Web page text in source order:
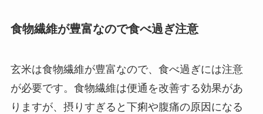
食物繊維が豊富なので食べ過ぎ注意
玄米は食物繊維が豊富なので、食べ過ぎには注意
が必要です。食物繊維は便通を改善する効果があ
りますが、摂りすぎると下痢や腹痛の原因になる